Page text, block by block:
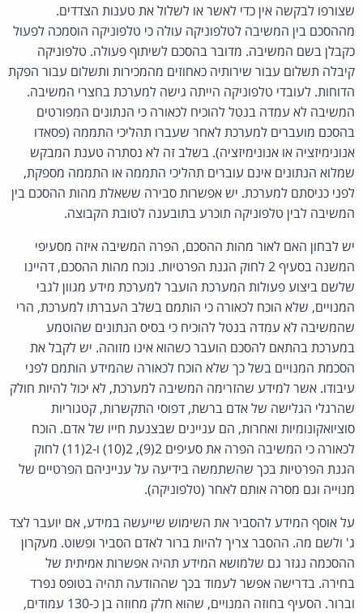
שצורפו לבקשה אין כדי לאשר או לשלול את טענות הצדדים.
מההסכם בין המשיבה לטלפוניקה עולה כי טלפוניקה הוסמכה לפעול
כקבלן בשם המשיבה. מדובר בהסכם לשיתוף פעולה. טלפוניקה
קיבלה תשלום עבור שירותיה כאחוזים מהמכירות ותשלום עבור הפקת
הדוחות. לעובדי טלפוניקה הייתה גישה למערכת בחצרי המשיבה.
המשיבה לא עמדה בנטל להוכיח לכאורה כי הנתונים המפורטים
בהסכם מועברים למערכת לאחר שעברו תהליכי התממה (פסאדו
אנונימיזציה או אנונימיזציה). בשלב זה לא נסתרה טענת המבקש
שמלוא הנתונים אינם עוברים תהליכי התממה או התממה מספקת,
לפני כניסתם למערכת. יש אפשרות סבירה ששאלת מהות ההסכם בין
המשיבה לבין טלפוניקה תוכרע בתובענה לטובת הקבוצה.
יש לבחון האם לאור מהות ההסכם, הפרה המשיבה איזה מסעיפי
המשנה בסעיף 2 לחוק הגנת הפרטיות. נוכח מהות ההסכם, דהיינו
שלשם ביצוע פעולות המערכת הועבר למערכת מידע מגוון לגבי
המנויים, שלא הוכח לכאורה כי הותמם בשלב העברתו למערכת, הרי
שהמשיבה לא עמדה בנטל להוכיח כי בסיס הנתונים שהוטמע
במערכת בהתאם להסכם הועבר כשהוא אינו מזוהה. יש לקבל את
הסכמת המנויים בשל כך שלא הוכח לכאורה שהמידע הותמם לפני
עיבודו. אשר למידע שהזרימה המשיבה למערכת, לא יכול להיות חולק
שהרגלי הגלישה של אדם ברשת, דפוסי התקשרות, קטגוריות
סוציואקונומיות ואחרות, הם עניינים שבצנעת חייו של אדם. הוכח
לכאורה כי המשיבה הפרה את סעיפים 2(9), 2(10) ו-2(11) לחוק
הגנת הפרטיות בכך שהשתמשה בידיעה על ענייניהם הפרטיים של
מנוייה וגם מסרה אותם לאחר (טלפוניקה).
על אוסף המידע להסביר את השימוש שייעשה במידע, אם יועבר לצד
ג' ולשם מה. ההסבר צריך להיות ברור לאדם הסביר ופשוט. מעקרון
ההסכמה נגזר גם שלמושא המידע תהיה אפשרות אמיתית של
בחירה. בדרישה אפשר לעמוד בכך שההודעה תהיה בטופס נפרד
וברור. הסעיף בחוזה המנויים, שהוא חלק מחוזה בן כ-130 עמודים,